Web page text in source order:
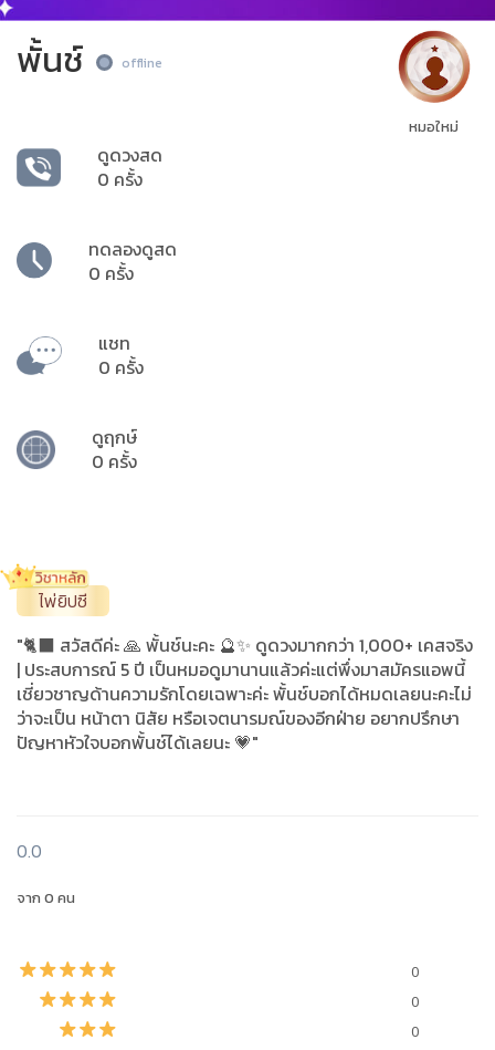
พั้นช์ offline
ดูดวงสด
0 ครั้ง
ทดลองดูสด
0 ครั้ง
แชท
0 ครั้ง
ดูฤกษ์
0 ครั้ง
หมอใหม่
ไพ่ยิปซี
"🐈‍⬛ สวัสดีค่ะ 🙏 พั้นช์นะคะ 🔮✨ ดูดวงมากกว่า 1,000+ เคสจริง
| ประสบการณ์ 5 ปี เป็นหมอดูมานานแล้วค่ะแต่พึ่งมาสมัครแอพนี้
เชี่ยวชาญด้านความรักโดยเฉพาะค่ะ พั้นช์บอกได้หมดเลยนะคะไม่
ว่าจะเป็น หน้าตา นิสัย หรือเจตนารมณ์ของอีกฝ่าย อยากปรึกษา
ปัญหาหัวใจบอกพั้นช์ได้เลยนะ 💗"
0.0
จาก 0 คน
0
0
0